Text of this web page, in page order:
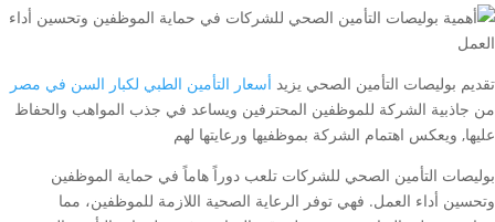
تقديم بوليصات التأمين الصحي يزيد أسعار التأمين الطبي لكبار السن في مصر
من جاذبية الشركة للموظفين المحترفين ويساعد في جذب المواهب والحفاظ
عليها, ويعكس اهتمام الشركة بموظفيها ورعايتها لهم
بوليصات التأمين الصحي للشركات تلعب دوراً هاماً في حماية الموظفين
وتحسين أداء العمل. فهي توفر الرعاية الصحية اللازمة للموظفين، مما